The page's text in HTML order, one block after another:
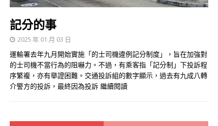
記分的事
2025 年 01 月 03 日
運輸署去年九月開始實施「的士司機違例記分制度」，旨在加強對
的士司機不當行為的阻嚇力。不過，有乘客指「記分制」下投訴程
序繁複，亦有舉證困難。交通投訴組的數字顯示，過去有九成八轉
介警方的投訴，最終因為投訴 繼續閱讀